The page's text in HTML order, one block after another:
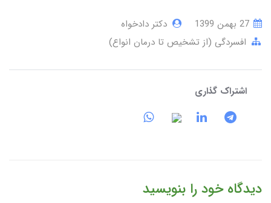
دکتر دادخواه
افسردگی (از تشخیص تا درمان انواع)
اشتراک گذاری
دیدگاه خود را بنویسید